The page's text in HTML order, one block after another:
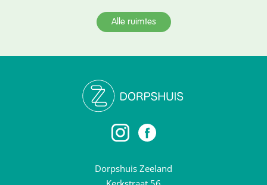
Alle ruimtes
Dorpshuis Zeeland